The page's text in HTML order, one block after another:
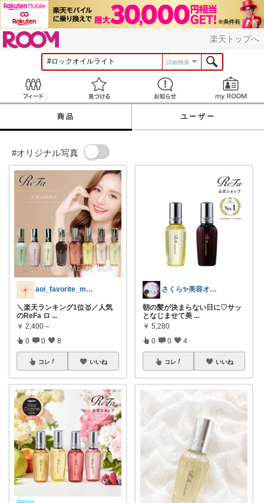
楽天トップへ
詳細検索
見つける お知らせ
商品 ユーザー
#オリジナル写真
aoi_favorite_memo
＼楽天ランキング1位🥇／人気
のReFa ロ ...
￥ 2,400～
0 0 8
コレ いいね
さくら✨美容オタク
朝の髪が決まらない日に♡サッ
となじませて美 ...
￥ 5,280
0 0 4
コレ いいね